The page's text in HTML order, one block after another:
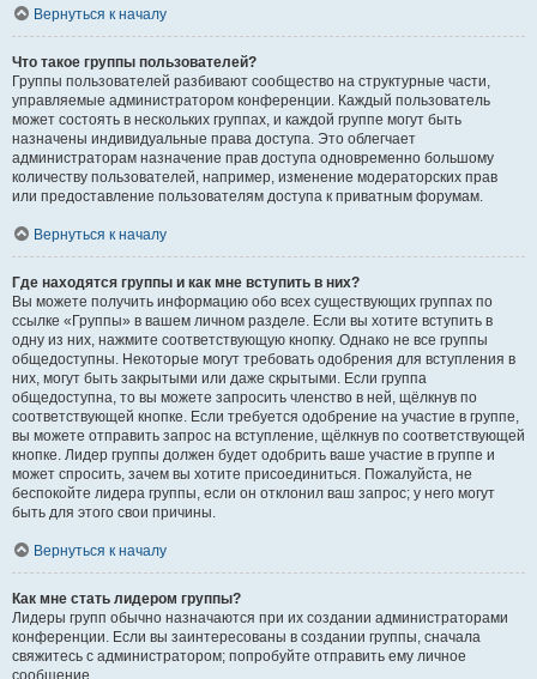
Вернуться к началу
Что такое группы пользователей?
Группы пользователей разбивают сообщество на структурные части,
управляемые администратором конференции. Каждый пользователь
может состоять в нескольких группах, и каждой группе могут быть
назначены индивидуальные права доступа. Это облегчает
администраторам назначение прав доступа одновременно большому
количеству пользователей, например, изменение модераторских прав
или предоставление пользователям доступа к приватным форумам.
Вернуться к началу
Где находятся группы и как мне вступить в них?
Вы можете получить информацию обо всех существующих группах по
ссылке «Группы» в вашем личном разделе. Если вы хотите вступить в
одну из них, нажмите соответствующую кнопку. Однако не все группы
общедоступны. Некоторые могут требовать одобрения для вступления в
них, могут быть закрытыми или даже скрытыми. Если группа
общедоступна, то вы можете запросить членство в ней, щёлкнув по
соответствующей кнопке. Если требуется одобрение на участие в группе,
вы можете отправить запрос на вступление, щёлкнув по соответствующей
кнопке. Лидер группы должен будет одобрить ваше участие в группе и
может спросить, зачем вы хотите присоединиться. Пожалуйста, не
беспокойте лидера группы, если он отклонил ваш запрос; у него могут
быть для этого свои причины.
Вернуться к началу
Как мне стать лидером группы?
Лидеры групп обычно назначаются при их создании администраторами
конференции. Если вы заинтересованы в создании группы, сначала
свяжитесь с администратором; попробуйте отправить ему личное
сообщение.